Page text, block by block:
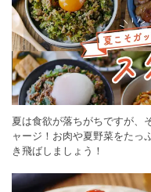
夏は食欲が落ちがちですが、
ャージ！お肉や夏野菜をたっ
き飛ばしましょう！